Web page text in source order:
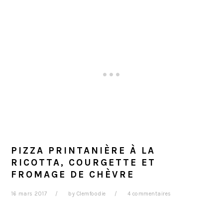
PIZZA PRINTANIÈRE À LA
RICOTTA, COURGETTE ET
FROMAGE DE CHÈVRE
16 mars 2017 by Clemfoodie 4 commentaires